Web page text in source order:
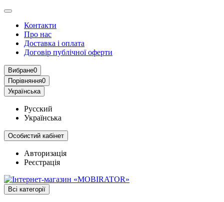
Контакти
Про нас
Доставка і оплата
Договір публічної оферти
Вибране0
Порівняння0
Українська
Русский
Українська
Особистий кабінет
Авторизація
Реєстрація
Всі категорії